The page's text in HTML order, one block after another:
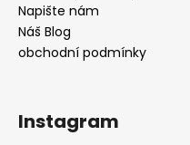
Napište nám
Náš Blog
obchodní podmínky
Instagram